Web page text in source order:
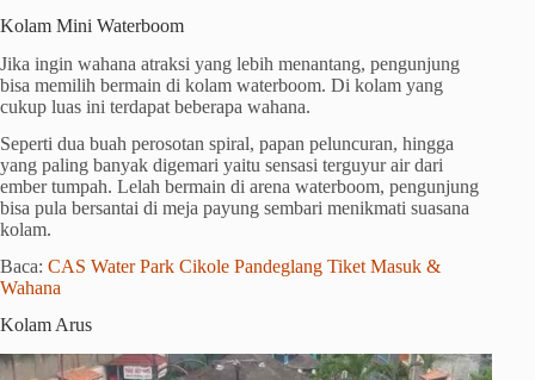
Kolam Mini Waterboom
Jika ingin wahana atraksi yang lebih menantang, pengunjung
bisa memilih bermain di kolam waterboom. Di kolam yang
cukup luas ini terdapat beberapa wahana.
Seperti dua buah perosotan spiral, papan peluncuran, hingga
yang paling banyak digemari yaitu sensasi terguyur air dari
ember tumpah. Lelah bermain di arena waterboom, pengunjung
bisa pula bersantai di meja payung sembari menikmati suasana
kolam.
Baca: CAS Water Park Cikole Pandeglang Tiket Masuk &
Wahana
Kolam Arus